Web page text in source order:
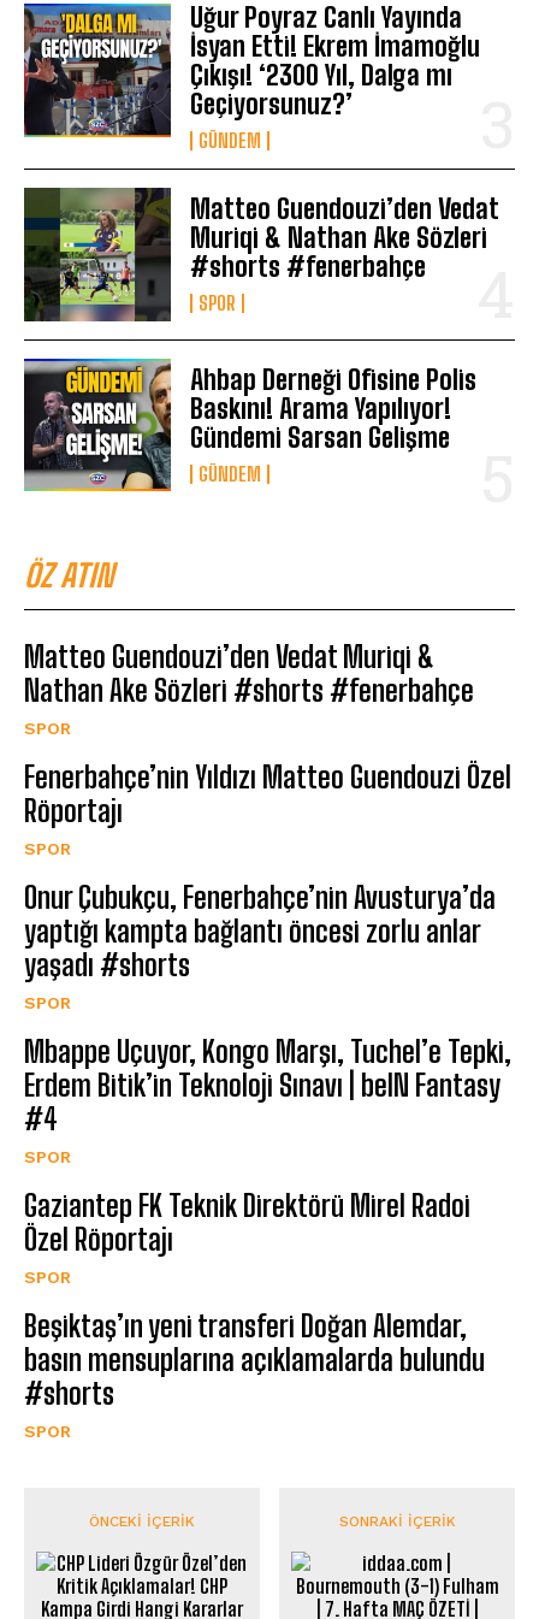
Uğur Poyraz Canlı Yayında
İsyan Etti! Ekrem İmamoğlu
Çıkışı! ‘2300 Yıl, Dalga mı
Geçiyorsunuz?’
GÜNDEM
Matteo Guendouzi’den Vedat
Muriqi & Nathan Ake Sözleri
#shorts #fenerbahçe
SPOR
Ahbap Derneği Ofisine Polis
Baskını! Arama Yapılıyor!
Gündemi Sarsan Gelişme
GÜNDEM
ÖZ ATIN
Matteo Guendouzi’den Vedat Muriqi &
Nathan Ake Sözleri #shorts #fenerbahçe
SPOR
Fenerbahçe’nin Yıldızı Matteo Guendouzi Özel
Röportajı
SPOR
Onur Çubukçu, Fenerbahçe’nin Avusturya’da
yaptığı kampta bağlantı öncesi zorlu anlar
yaşadı #shorts
SPOR
Mbappe Uçuyor, Kongo Marşı, Tuchel’e Tepki,
Erdem Bitik’in Teknoloji Sınavı | beIN Fantasy
#4
SPOR
Gaziantep FK Teknik Direktörü Mirel Radoi
Özel Röportajı
SPOR
Beşiktaş’ın yeni transferi Doğan Alemdar,
basın mensuplarına açıklamalarda bulundu
#shorts
SPOR
ÖNCEKI İÇERIK SONRAKI İÇERIK